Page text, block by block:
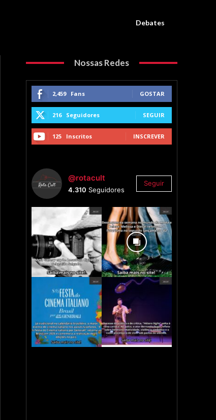
Debates
Nossas Redes
2,459 Fans GOSTAR
216 Seguidores SEGUIR
125 Inscritos INSCREVER
@rotacult
4.310 Seguidores
Seguir